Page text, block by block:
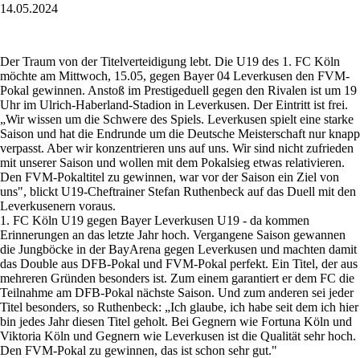
14.05.2024
Der Traum von der Titelverteidigung lebt. Die U19 des 1. FC Köln
möchte am Mittwoch, 15.05, gegen Bayer 04 Leverkusen den FVM-
Pokal gewinnen. Anstoß im Prestigeduell gegen den Rivalen ist um 19
Uhr im Ulrich-Haberland-Stadion in Leverkusen. Der Eintritt ist frei.
„Wir wissen um die Schwere des Spiels. Leverkusen spielt eine starke
Saison und hat die Endrunde um die Deutsche Meisterschaft nur knapp
verpasst. Aber wir konzentrieren uns auf uns. Wir sind nicht zufrieden
mit unserer Saison und wollen mit dem Pokalsieg etwas relativieren.
Den FVM-Pokaltitel zu gewinnen, war vor der Saison ein Ziel von
uns", blickt U19-Cheftrainer Stefan Ruthenbeck auf das Duell mit den
Leverkusenern voraus.
1. FC Köln U19 gegen Bayer Leverkusen U19 - da kommen
Erinnerungen an das letzte Jahr hoch. Vergangene Saison gewannen
die Jungböcke in der BayArena gegen Leverkusen und machten damit
das Double aus DFB-Pokal und FVM-Pokal perfekt. Ein Titel, der aus
mehreren Gründen besonders ist. Zum einem garantiert er dem FC die
Teilnahme am DFB-Pokal nächste Saison. Und zum anderen sei jeder
Titel besonders, so Ruthenbeck: „Ich glaube, ich habe seit dem ich hier
bin jedes Jahr diesen Titel geholt. Bei Gegnern wie Fortuna Köln und
Viktoria Köln und Gegnern wie Leverkusen ist die Qualität sehr hoch.
Den FVM-Pokal zu gewinnen, das ist schon sehr gut."